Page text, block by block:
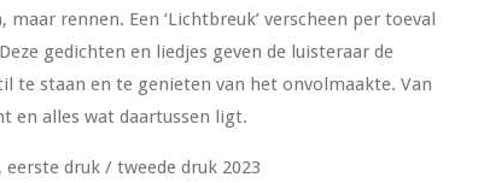
rennen. Een ‘Lichtbreuk’ verscheen per toeval
gedichten en liedjes geven de luisteraar de
te staan en te genieten van het onvolmaakte. Van
en alles wat daartussen ligt.
druk / tweede druk 2023